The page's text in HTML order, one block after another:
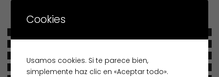
Cookies
Usamos cookies. Si te parece bien,
simplemente haz clic en «Aceptar todo».